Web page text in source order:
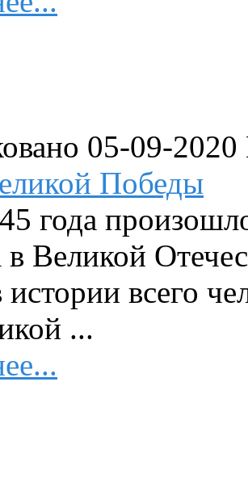
05-09-2020
Победы
года
в Великой
истории всего
...